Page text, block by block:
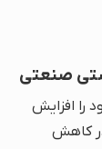
را افزایش
کاهش